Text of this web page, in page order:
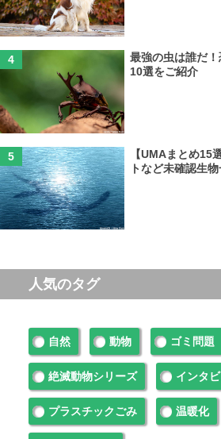
最強の虫は誰だ
10選をご紹介
【UMAまとめ15
トなど未確認生
人気のタグ
自然 動物 ゴミ問題
絶滅動物シリーズ インタ
プラスチックごみ 温暖化